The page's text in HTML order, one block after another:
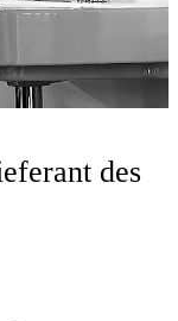
des